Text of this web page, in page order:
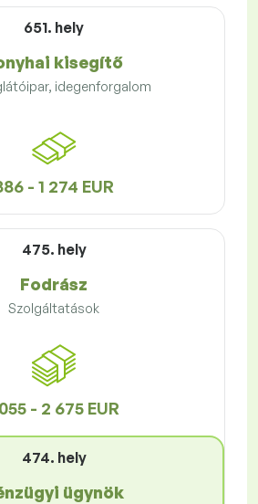
651. hely
kisegítő
idegenforgalom
- 1 274 EUR
475. hely
Fodrász
Szolgáltatások
- 2 675 EUR
474. hely
ügynök